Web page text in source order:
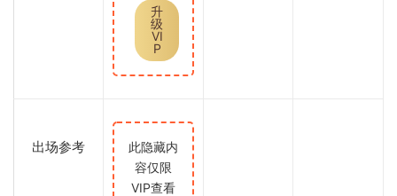
升
级
VI
P
出场参考
此隐藏内
容仅限
VIP查看